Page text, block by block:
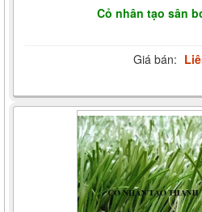
Cỏ nhân tạo sân
Giá bán: